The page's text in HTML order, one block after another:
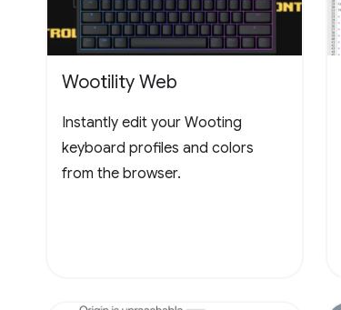
Wootility Web
Instantly edit your Wooting
keyboard profiles and colors
from the browser.